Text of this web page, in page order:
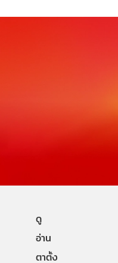
ดู
อ่าน
ตาตั้ง